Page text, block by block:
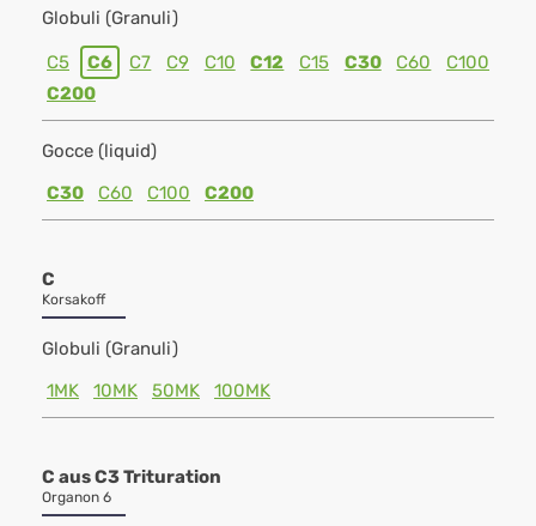
Globuli (Granuli)
C5 C6 C7 C9 C10 C12 C15 C30 C60
C100
C200
Gocce (liquid)
C30
C60 C100 C200
C
Korsakoff
Globuli (Granuli)
1MK
10MK 50MK 100MK
C aus C3 Trituration
Organon 6